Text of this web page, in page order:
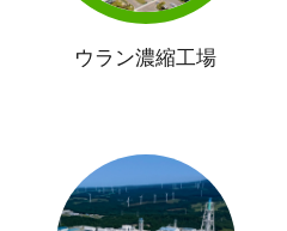
ウラン濃縮工場